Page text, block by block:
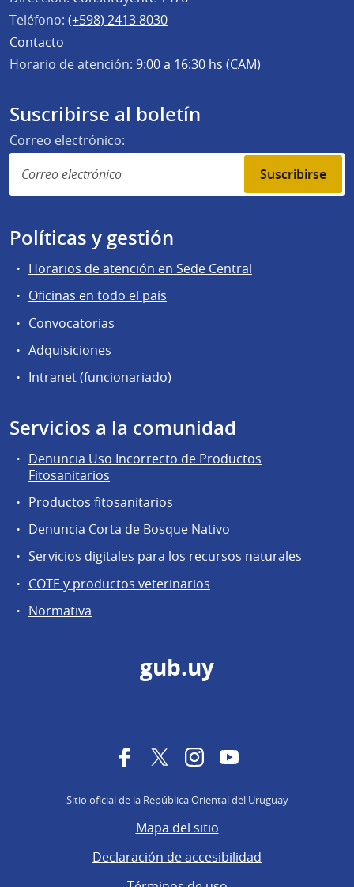
Teléfono: (+598) 2413 8030
Contacto
Horario de atención: 9:00 a 16:30 hs (CAM)
Suscribirse al boletín
Correo electrónico:
Suscribirse
Políticas y gestión
Horarios de atención en Sede Central
Oficinas en todo el país
Convocatorias
Adquisiciones
Intranet (funcionariado)
Servicios a la comunidad
Denuncia Uso Incorrecto de Productos
Fitosanitarios
Productos fitosanitarios
Denuncia Corta de Bosque Nativo
Servicios digitales para los recursos naturales
COTE y productos veterinarios
Normativa
gub.uy
FacebookTwitterInstagramYouTube
Sitio oficial de la República Oriental del Uruguay
Mapa del sitio
Declaración de accesibilidad